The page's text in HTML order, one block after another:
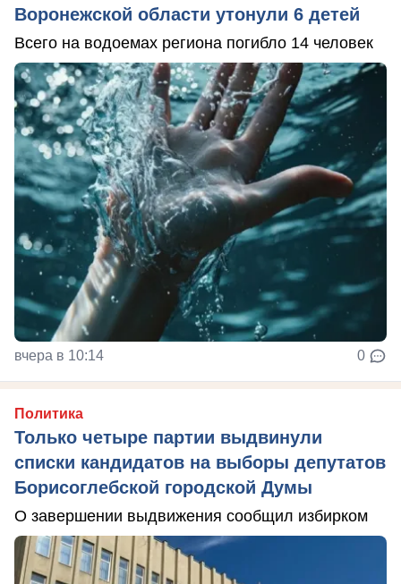
Воронежской области утонули 6 детей
Всего на водоемах региона погибло 14 человек
вчера в 10:14 0
Политика
Только четыре партии выдвинули
списки кандидатов на выборы депутатов
Борисоглебской городской Думы
О завершении выдвижения сообщил избирком